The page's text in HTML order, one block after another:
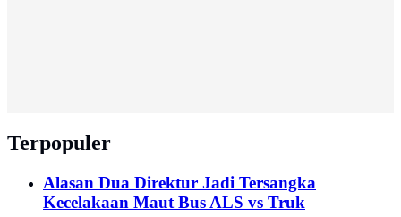
Terpopuler
Alasan Dua Direktur Jadi Tersangka
Kecelakaan Maut Bus ALS vs Truk